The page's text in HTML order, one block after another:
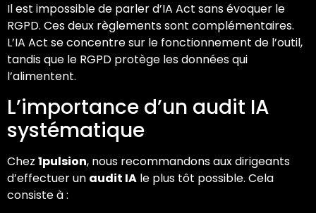
Il est impossible de parler d’IA Act sans évoquer le
RGPD. Ces deux règlements sont complémentaires.
L’IA Act se concentre sur le fonctionnement de l’outil,
tandis que le RGPD protège les données qui
l’alimentent.
L’importance d’un audit IA
systématique
Chez 1pulsion, nous recommandons aux dirigeants
d’effectuer un audit IA le plus tôt possible. Cela
consiste à :